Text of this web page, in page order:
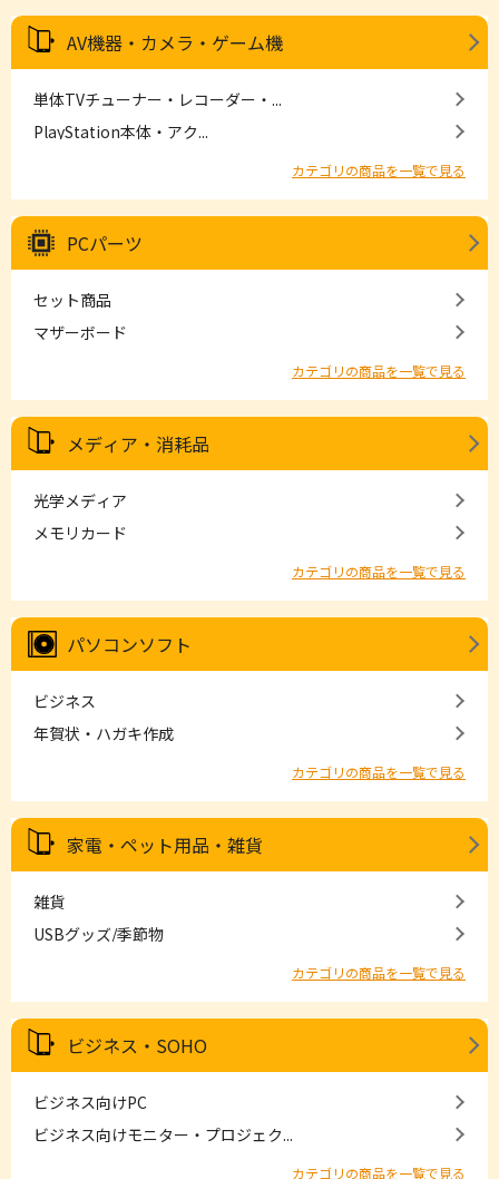
AV機器・カメラ・ゲーム機
単体TVチューナー・レコーダー・...
PlayStation本体・アク...
カテゴリの商品を一覧で見る
PCパーツ
セット商品
マザーボード
カテゴリの商品を一覧で見る
メディア・消耗品
光学メディア
メモリカード
カテゴリの商品を一覧で見る
パソコンソフト
ビジネス
年賀状・ハガキ作成
カテゴリの商品を一覧で見る
家電・ペット用品・雑貨
雑貨
USBグッズ/季節物
カテゴリの商品を一覧で見る
ビジネス・SOHO
ビジネス向けPC
ビジネス向けモニター・プロジェク...
カテゴリの商品を一覧で見る